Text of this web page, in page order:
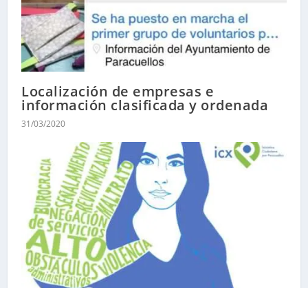
Localización de empresas e
información clasificada y ordenada
31/03/2020